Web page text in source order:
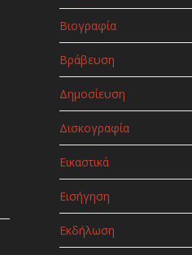
Βιογραφία
Βράβευση
Δημοσίευση
Δισκογραφία
Εικαστικά
Εισήγηση
Εκδήλωση